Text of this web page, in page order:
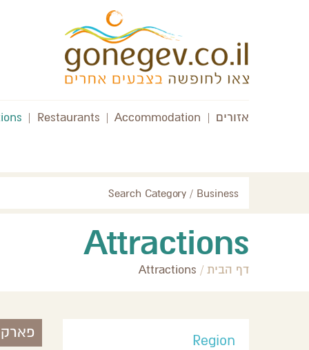
אזורים |
Accommodation
|
Restaurants
|
Search Category / Business
Attractions
דף הבית /
Attractions
Region